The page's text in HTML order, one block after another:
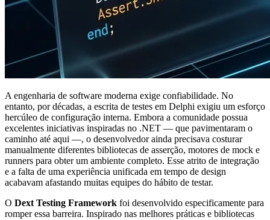
A engenharia de software moderna exige confiabilidade. No
entanto, por décadas, a escrita de testes em Delphi exigiu um esforço
hercúleo de configuração interna. Embora a comunidade possua
excelentes iniciativas inspiradas no .NET — que pavimentaram o
caminho até aqui —, o desenvolvedor ainda precisava costurar
manualmente diferentes bibliotecas de asserção, motores de mock e
runners para obter um ambiente completo. Esse atrito de integração
e a falta de uma experiência unificada em tempo de design
acabavam afastando muitas equipes do hábito de testar.
O Dext Testing Framework foi desenvolvido especificamente para
romper essa barreira. Inspirado nas melhores práticas e bibliotecas